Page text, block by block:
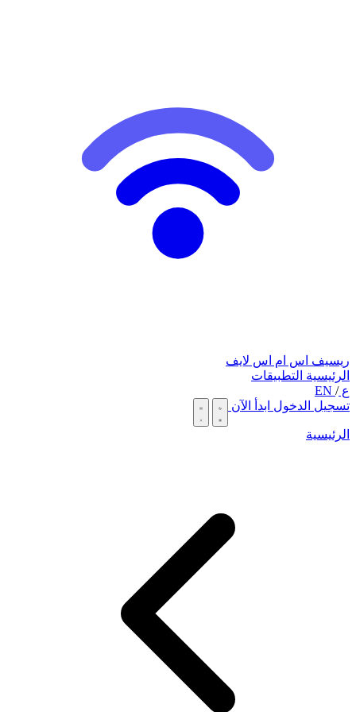
ريسيف اس ام اس لايف
الرئيسية التطبيقات
ع/
تسجيل الدخول ابدأ الآن
الرئيسية